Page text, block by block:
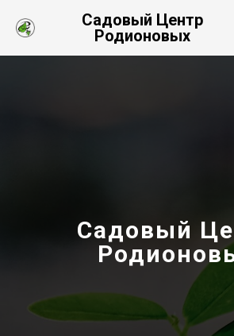
Садовый Центр
Родионовых
Садовый